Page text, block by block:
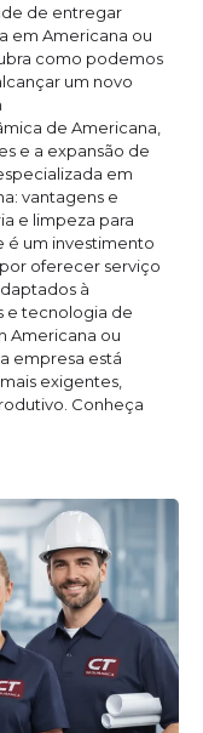
de entregar
em Americana ou
como podemos
um novo
de Americana,
e a expansão de
em
vantagens e
e limpeza para
é um investimento
oferecer serviço
à
e tecnologia de
Americana ou
empresa está
exigentes,
Conheça